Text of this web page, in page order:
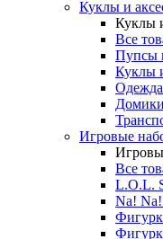
Куклы и
Куклы
Все
Пупсы
Куклы
Одежда
Игровые
Все
L.O.L.
Na!